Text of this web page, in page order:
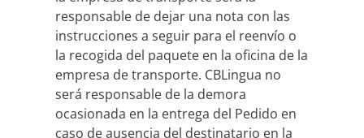
responsable de dejar una nota con las
instrucciones a seguir para el reenvío o
la recogida del paquete en la oficina de la
empresa de transporte. CBLingua no
será responsable de la demora
ocasionada en la entrega del Pedido en
caso de ausencia del destinatario en la